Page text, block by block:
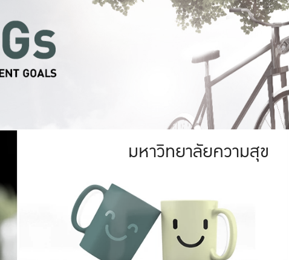
สดใส หนาแน่น
FOREST)
มาณ 1,400 ไร่
มหาวิทยาลัย
ให้กับประชาชน
มหาวิทยาลัยความสุข